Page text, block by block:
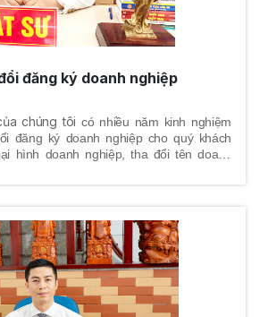
đăng ký doanh nghiệp
chúng tôi có nhiều năm kinh nghiệm
đăng ký doanh nghiệp cho quý khách
hình doanh nghiệp, tha đổi tên doanh